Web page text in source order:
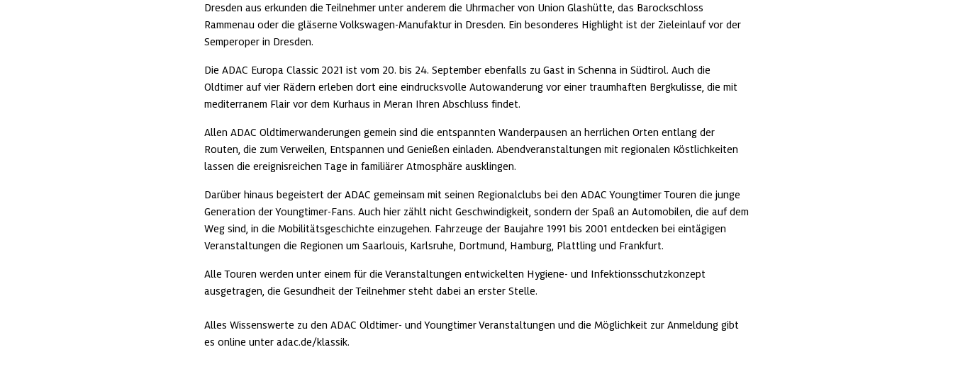
Dresden aus erkunden die Teilnehmer unter anderem die Uhrmacher von Union Glashütte, das Barockschloss
Rammenau oder die gläserne Volkswagen-Manufaktur in Dresden. Ein besonderes Highlight ist der Zieleinlauf vor der
Semperoper in Dresden.
Die ADAC Europa Classic 2021 ist vom 20. bis 24. September ebenfalls zu Gast in Schenna in Südtirol. Auch die
Oldtimer auf vier Rädern erleben dort eine eindrucksvolle Autowanderung vor einer traumhaften Bergkulisse, die mit
mediterranem Flair vor dem Kurhaus in Meran Ihren Abschluss findet.
Allen ADAC Oldtimerwanderungen gemein sind die entspannten Wanderpausen an herrlichen Orten entlang der
Routen, die zum Verweilen, Entspannen und Genießen einladen. Abendveranstaltungen mit regionalen Köstlichkeiten
lassen die ereignisreichen Tage in familiärer Atmosphäre ausklingen.
Darüber hinaus begeistert der ADAC gemeinsam mit seinen Regionalclubs bei den ADAC Youngtimer Touren die junge
Generation der Youngtimer-Fans. Auch hier zählt nicht Geschwindigkeit, sondern der Spaß an Automobilen, die auf dem
Weg sind, in die Mobilitätsgeschichte einzugehen. Fahrzeuge der Baujahre 1991 bis 2001 entdecken bei eintägigen
Veranstaltungen die Regionen um Saarlouis, Karlsruhe, Dortmund, Hamburg, Plattling und Frankfurt.
Alle Touren werden unter einem für die Veranstaltungen entwickelten Hygiene- und Infektionsschutzkonzept
ausgetragen, die Gesundheit der Teilnehmer steht dabei an erster Stelle.
Alles Wissenswerte zu den ADAC Oldtimer- und Youngtimer Veranstaltungen und die Möglichkeit zur Anmeldung gibt
es online unter adac.de/klassik.